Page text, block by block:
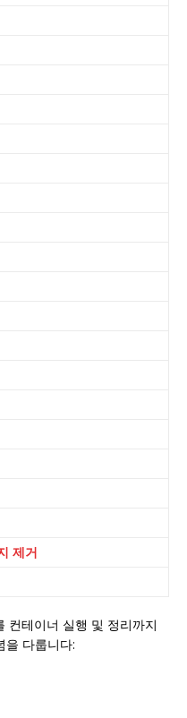
제거
컨테이너 실행 및 정리까지
을 다룹니다: